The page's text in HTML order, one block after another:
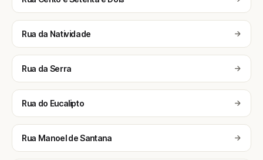
Rua da Natividade
Rua da Serra
Rua do Eucalipto
Rua Manoel de Santana